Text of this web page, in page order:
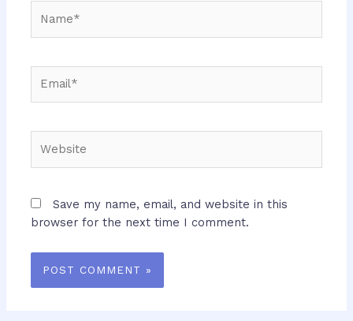
Save my name, email, and website in this
browser for the next time I comment.